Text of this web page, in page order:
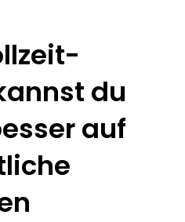
du
auf